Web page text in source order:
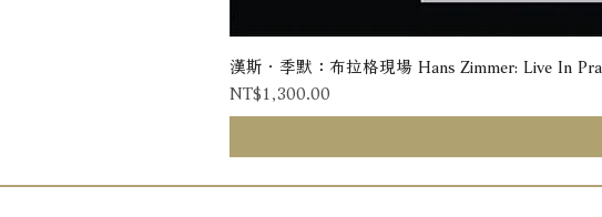
漢斯．季默：布拉格現場 Hans Zimmer: Live In
Price
NT$1,300.00